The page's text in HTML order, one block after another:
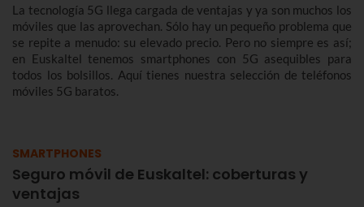
La tecnología 5G llega cargada de ventajas y ya son muchos los
móviles que las aprovechan. Sólo hay un pequeño problema que
se repite a menudo: su elevado precio. Pero no siempre es así;
en Euskaltel tenemos smartphones con 5G asequibles para
todos los bolsillos. Aquí tienes nuestra selección de teléfonos
móviles 5G baratos.
SMARTPHONES
Seguro móvil de Euskaltel: coberturas y
ventajas